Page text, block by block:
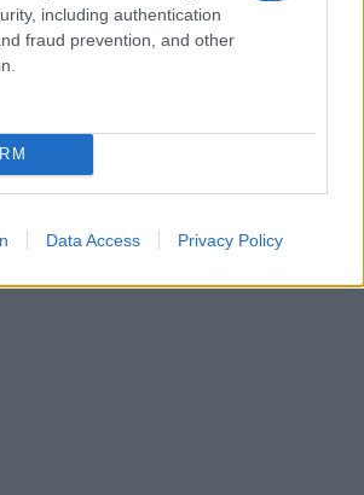
including authentication
fraud prevention, and other
Data Access Privacy Policy